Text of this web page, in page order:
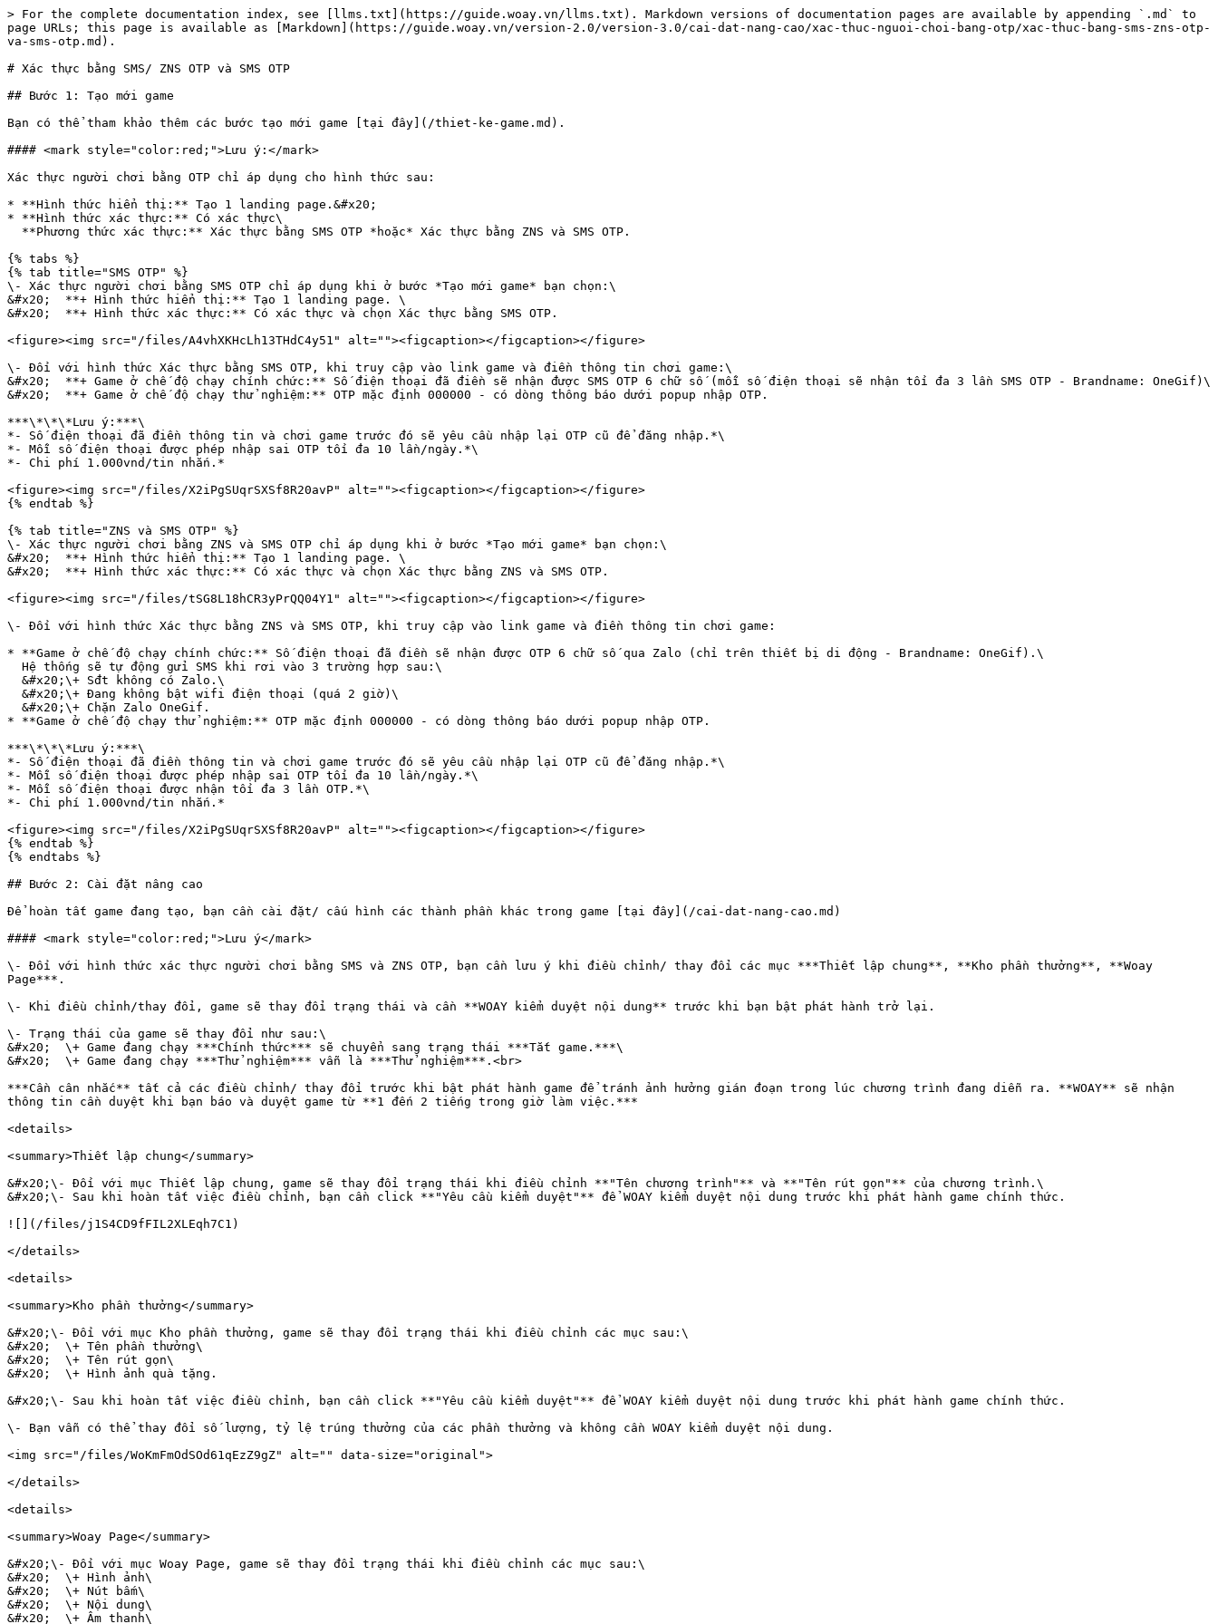
> For the complete documentation index, see [llms.txt](https://guide.woay.vn/llms.txt). Markdown versions of documentation pages are available by appending `.md` to
page URLs; this page is available as [Markdown](https://guide.woay.vn/version-2.0/version-3.0/cai-dat-nang-cao/xac-thuc-nguoi-choi-bang-otp/xac-thuc-bang-sms-zns-otp-
va-sms-otp.md).
# Xác thực bằng SMS/ ZNS OTP và SMS OTP
## Bước 1: Tạo mới game
Bạn có thể tham khảo thêm các bước tạo mới game [tại đây](/thiet-ke-game.md).
#### <mark style="color:red;">Lưu ý:</mark>
Xác thực người chơi bằng OTP chỉ áp dụng cho hình thức sau:
* **Hình thức hiển thị:** Tạo 1 landing page.&#x20;
* **Hình thức xác thực:** Có xác thực\
{% tabs %}
{% tab title="SMS OTP" %}
\- Xác thực người chơi bằng SMS OTP chỉ áp dụng khi ở bước *Tạo mới game* bạn chọn:\
&#x20;  **+ Hình thức hiển thị:** Tạo 1 landing page. \
&#x20;  **+ Hình thức xác thực:** Có xác thực và chọn Xác thực bằng SMS OTP.
<figure><img src="/files/A4vhXKHcLh13THdC4y51" alt=""><figcaption></figcaption></figure>
\- Đối với hình thức Xác thực bằng SMS OTP, khi truy cập vào link game và điền thông tin chơi game:\
&#x20;  **+ Game ở chế độ chạy chính chức:** Số điện thoại đã điền sẽ nhận được SMS OTP 6 chữ số (mỗi số điện thoại sẽ nhận tối đa 3 lần SMS OTP - Brandname: OneGif)\
&#x20;  **+ Game ở chế độ chạy thử nghiệm:** OTP mặc định 000000 - có dòng thông báo dưới popup nhập OTP.
***\*\*\*Lưu ý:***\
*- Số điện thoại đã điền thông tin và chơi game trước đó sẽ yêu cầu nhập lại OTP cũ để đăng nhập.*\
*- Mỗi số điện thoại được phép nhập sai OTP tối đa 10 lần/ngày.*\
*- Chi phí 1.000vnd/tin nhắn.*
<figure><img src="/files/X2iPgSUqrSXSf8R20avP" alt=""><figcaption></figcaption></figure>
{% endtab %}
{% tab title="ZNS và SMS OTP" %}
\- Xác thực người chơi bằng ZNS và SMS OTP chỉ áp dụng khi ở bước *Tạo mới game* bạn chọn:\
&#x20;  **+ Hình thức hiển thị:** Tạo 1 landing page. \
&#x20;  **+ Hình thức xác thực:** Có xác thực và chọn Xác thực bằng ZNS và SMS OTP.
<figure><img src="/files/tSG8L18hCR3yPrQQ04Y1" alt=""><figcaption></figcaption></figure>
\- Đối với hình thức Xác thực bằng ZNS và SMS OTP, khi truy cập vào link game và điền thông tin chơi game:
* **Game ở chế độ chạy chính chức:** Số điện thoại đã điền sẽ nhận được OTP 6 chữ số qua Zalo (chỉ trên thiết bị di động - Brandname: OneGif).\
* **Game ở chế độ chạy thử nghiệm:** OTP mặc định 000000 - có dòng thông báo dưới popup nhập OTP.
***\*\*\*Lưu ý:***\
*- Số điện thoại đã điền thông tin và chơi game trước đó sẽ yêu cầu nhập lại OTP cũ để đăng nhập.*\
*- Mỗi số điện thoại được phép nhập sai OTP tối đa 10 lần/ngày.*\
*- Mỗi số điện thoại được nhận tối đa 3 lần OTP.*\
*- Chi phí 1.000vnd/tin nhắn.*
<figure><img src="/files/X2iPgSUqrSXSf8R20avP" alt=""><figcaption></figcaption></figure>
{% endtab %}
{% endtabs %}
## Bước 2: Cài đặt nâng cao
Để hoàn tất game đang tạo, bạn cần cài đặt/ cấu hình các thành phần khác trong game [tại đây](/cai-dat-nang-cao.md)
#### <mark style="color:red;">Lưu ý</mark>
\- Đối với hình thức xác thực người chơi bằng SMS và ZNS OTP, bạn cần lưu ý khi điều chỉnh/ thay đổi các mục ***Thiết lập chung**, **Kho phần thưởng**, **Woay
Page***.
\- Khi điều chỉnh/thay đổi, game sẽ thay đổi trạng thái và cần **WOAY kiểm duyệt nội dung** trước khi bạn bật phát hành trở lại.
\- Trạng thái của game sẽ thay đổi như sau:\
&#x20;  \+ Game đang chạy ***Chính thức*** sẽ chuyển sang trạng thái ***Tắt game.***\
&#x20;  \+ Game đang chạy ***Thử nghiệm*** vẫn là ***Thử nghiệm***.<br>
***Cần cân nhắc** tất cả các điều chỉnh/ thay đổi trước khi bật phát hành game để tránh ảnh hưởng gián đoạn trong lúc chương trình đang diễn ra. **WOAY** sẽ nhận
thông tin cần duyệt khi bạn báo và duyệt game từ **1 đến 2 tiếng trong giờ làm việc.***
<details>
<summary>Thiết lập chung</summary>
&#x20;\- Đối với mục Thiết lập chung, game sẽ thay đổi trạng thái khi điều chỉnh **"Tên chương trình"** và **"Tên rút gọn"** của chương trình.\
&#x20;\- Sau khi hoàn tất việc điều chỉnh, bạn cần click **"Yêu cầu kiểm duyệt"** để WOAY kiểm duyệt nội dung trước khi phát hành game chính thức.
![](/files/j1S4CD9fFIL2XLEqh7C1)
</details>
<details>
<summary>Kho phần thưởng</summary>
&#x20;\- Đối với mục Kho phần thưởng, game sẽ thay đổi trạng thái khi điều chỉnh các mục sau:\
&#x20;  \+ Tên phần thưởng\
&#x20;  \+ Tên rút gọn\
&#x20;  \+ Hình ảnh quà tặng.
&#x20;\- Sau khi hoàn tất việc điều chỉnh, bạn cần click **"Yêu cầu kiểm duyệt"** để WOAY kiểm duyệt nội dung trước khi phát hành game chính thức.
\- Bạn vẫn có thể thay đổi số lượng, tỷ lệ trúng thưởng của các phần thưởng và không cần WOAY kiểm duyệt nội dung.
<img src="/files/WoKmFmOdSOd61qEzZ9gZ" alt="" data-size="original">
</details>
<details>
<summary>Woay Page</summary>
&#x20;\- Đối với mục Woay Page, game sẽ thay đổi trạng thái khi điều chỉnh các mục sau:\
&#x20;  \+ Hình ảnh\
&#x20;  \+ Nút bấm\
&#x20;  \+ Nội dung\
&#x20;  \+ Âm thanh\